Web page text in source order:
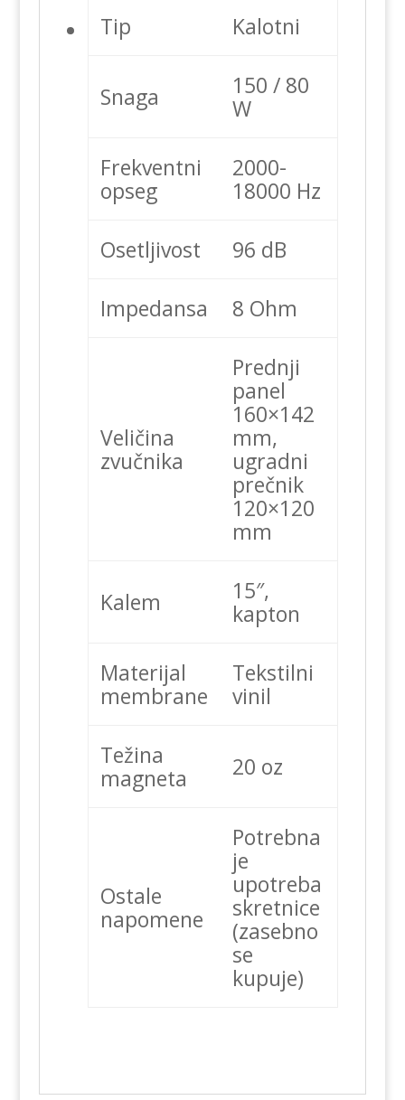
Tip
Kalotni
Snaga
150 / 80
W
Frekventni
opseg
2000-
18000 Hz
Osetljivost 96 dB
Impedansa 8 Ohm
Veličina
zvučnika
Prednji
panel
160×142
mm,
ugradni
prečnik
120×120
mm
Kalem
15″,
kapton
Materijal
membrane
Tekstilni
vinil
Težina
magneta
20 oz
Ostale
napomene
Potrebna
je
upotreba
skretnice
(zasebno
se
kupuje)